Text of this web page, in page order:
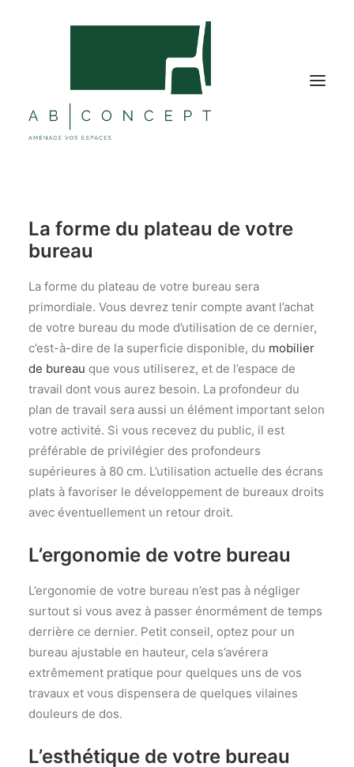
MOBILIER COLLECTIVITÉ
ÉTABLISSEMENTS TOURISTIQUES
SOLUTIONS ACOUSTIQUES
DÉCORATIONS
NOS RÉALISATIONS
CONTACTEZ-NOUS
CONTACTEZ-NOUS
CONDITIONS GÉNÉRALES DE VENTE
Recherche
La forme du plateau de votre
bureau
La forme du plateau de votre bureau sera
primordiale. Vous devrez tenir compte avant l’achat
de votre bureau du mode d’utilisation de ce dernier,
c’est-à-dire de la superficie disponible, du mobilier
de bureau que vous utiliserez, et de l’espace de
travail dont vous aurez besoin. La profondeur du
plan de travail sera aussi un élément important selon
votre activité. Si vous recevez du public, il est
préférable de privilégier des profondeurs
supérieures à 80 cm. L’utilisation actuelle des écrans
plats à favoriser le développement de bureaux droits
avec éventuellement un retour droit.
L’ergonomie de votre bureau
L’ergonomie de votre bureau n’est pas à négliger
surtout si vous avez à passer énormément de temps
derrière ce dernier. Petit conseil, optez pour un
bureau ajustable en hauteur, cela s’avérera
extrêmement pratique pour quelques uns de vos
travaux et vous dispensera de quelques vilaines
douleurs de dos.
L’esthétique de votre bureau